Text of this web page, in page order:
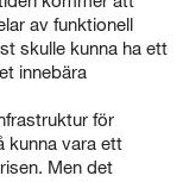
av funktionell
skulle kunna ha ett
innebära
för
kunna vara ett
Men det